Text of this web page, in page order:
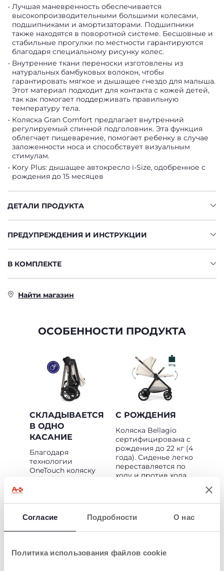
Согласие Подробности О нас
Политика использования файлов cookie
Лучшая маневренность обеспечивается
высокопроизводительными большими колесами,
подшипниками и амортизаторами. Подшипники
также находятся в поворотной системе. Бесшовные и
стабильные прогулки по местности гарантируются
благодаря специальному рисунку колес.
Внутренние ткани переноски изготовлены из
натуральных бамбуковых волокон, чтобы
гарантировать мягкое и дышащее гнездо для малыша.
Этот материал подходит для контакта с кожей детей,
так как помогает поддерживать правильную
температуру тела.
Коляска Gran Comfort предлагает внутренний
регулируемый спинной подголовник. Эта функция
облегчает пищеварение, помогает ребенку в случае
заложенности носа и способствует визуальным
стимулам.
Kory Plus: дышащее автокресло i-Size, одобренное с
рождения до 15 месяцев
ДЕТАЛИ ПРОДУКТА
ПРЕДУПРЕЖДЕНИЯ И ИНСТРУКЦИИ
В КОМПЛЕКТЕ
Найти магазин
ОСОБЕННОСТИ ПРОДУКТА
СКЛАДЫВАЕТСЯ
В ОДНО
КАСАНИЕ
Благодаря
технологии
OneTouch коляску
Bellagio можно
достаточно одного
нажатия на спинку
сиденья, и коляска
лекго сложится
виде она стоит сама
С РОЖДЕНИЯ
Коляска Bellagio
сертифицирована с
рождения до 22 кг (4
года). Сиденье легко
переставляется по
ходу и против хода
откидывается в
конфигурациях и
регулируется в 4
рукой. Подставка